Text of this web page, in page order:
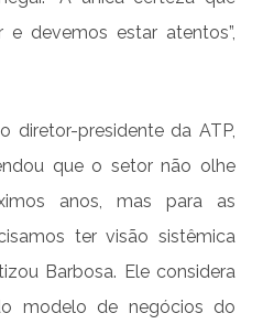
devemos estar atentos”,
diretor-presidente da ATP,
que o setor não olhe
anos, mas para as
ter visão sistêmica
Barbosa. Ele considera
modelo de negócios do